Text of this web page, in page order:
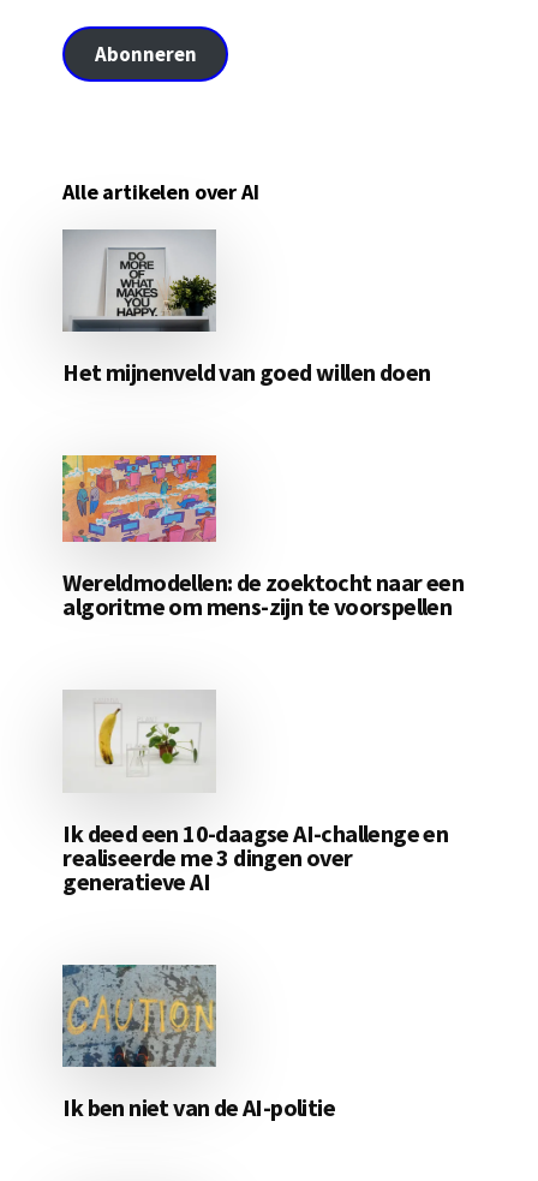
Abonneren
Alle artikelen over AI
Het mijnenveld van goed willen doen
Wereldmodellen: de zoektocht naar een
algoritme om mens-zijn te voorspellen
Ik deed een 10-daagse AI-challenge en
realiseerde me 3 dingen over
generatieve AI
Ik ben niet van de AI-politie